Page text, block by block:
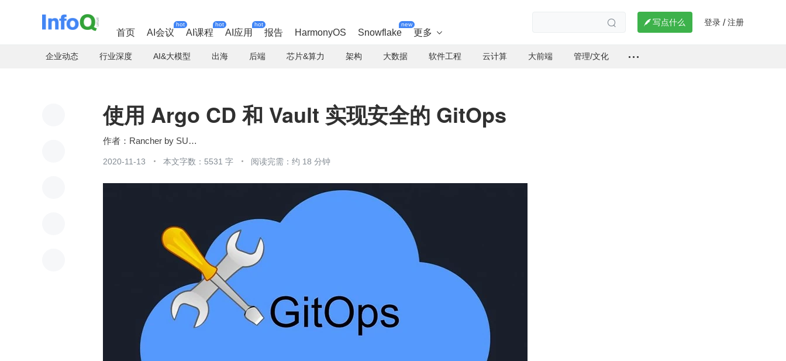
首页 AI会议
hot
AI课程
hot
AI应用
hot
报告 HarmonyOS Snowflake
new
更多 
  写点什么 登录 / 注册
企业动态 行业深度 AI&大模型 出海 后端 芯片&算力 架构 大数据 软件工程 云计算 大前端 管理/文化
使用 Argo CD 和 Vault 实现安全的 GitOps
Rancher by SUSE
2020-11-13 本文字数：5531 字 阅读完需：约 18 分钟